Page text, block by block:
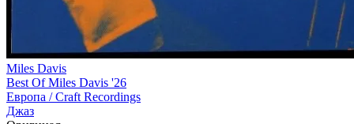
Miles Davis
Best Of Miles Davis '26
Европа /Craft Recordings
Джаз